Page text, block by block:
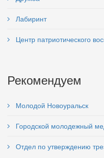
Лабиринт
Центр патриотического
Рекомендуем
Молодой Новоуральск
Городской молодежный
Отдел по утверждению